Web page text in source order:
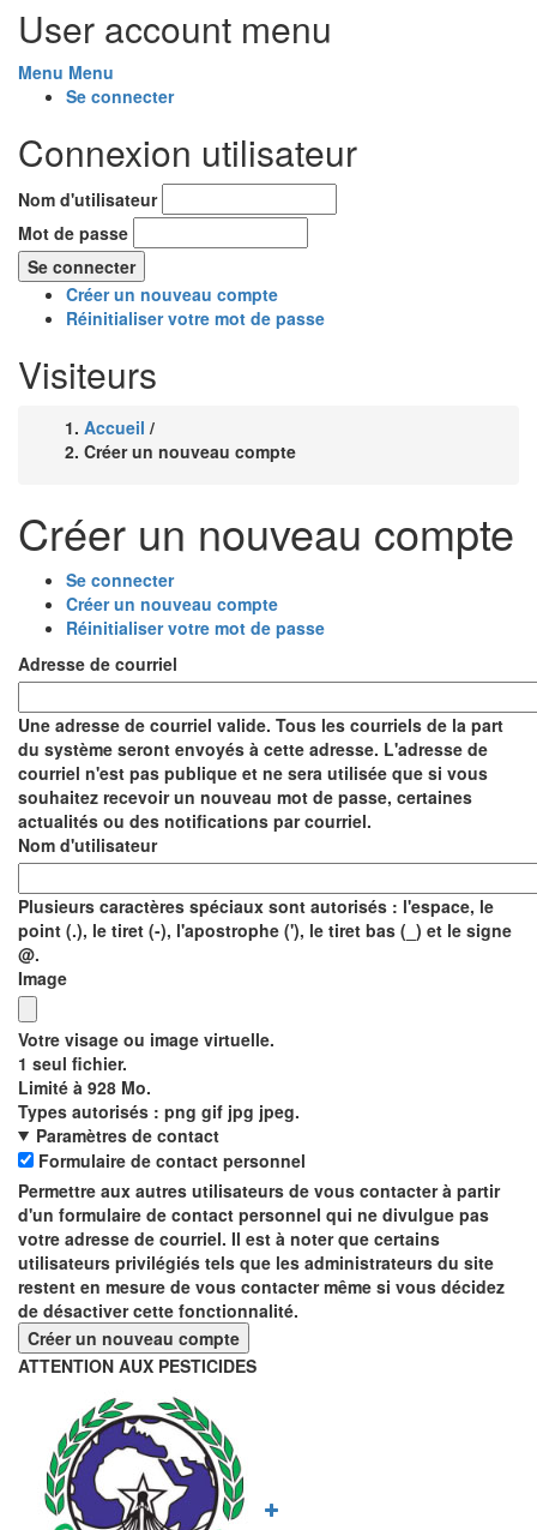
User account menu
Menu Menu
Se connecter
Connexion utilisateur
Nom d'utilisateur
Mot de passe
Créer un nouveau compte
Réinitialiser votre mot de passe
Visiteurs
Fil
Accueil /
Créer un nouveau compte
Créer un nouveau compte
Onglets
principaux
Se connecter
Créer un nouveau compte
actif)
Réinitialiser votre mot de passe
Adresse de courriel
Une adresse de courriel valide. Tous les courriels de la part
du système seront envoyés à cette adresse. L'adresse de
courriel n'est pas publique et ne sera utilisée que si vous
souhaitez recevoir un nouveau mot de passe, certaines
actualités ou des notifications par courriel.
Nom d'utilisateur
Plusieurs caractères spéciaux sont autorisés : l'espace, le
point (.), le tiret (-), l'apostrophe ('), le tiret bas (_) et le signe
@.
Image
Votre visage ou image virtuelle.
1 seul fichier.
Limité à 928 Mo.
Types autorisés : png gif jpg jpeg.
Paramètres de contact
Formulaire de contact personnel
Permettre aux autres utilisateurs de vous contacter à partir
d'un formulaire de contact personnel qui ne divulgue pas
votre adresse de courriel. Il est à noter que certains
utilisateurs privilégiés tels que les administrateurs du site
restent en mesure de vous contacter même si vous décidez
de désactiver cette fonctionnalité.
ATTENTION AUX PESTICIDES